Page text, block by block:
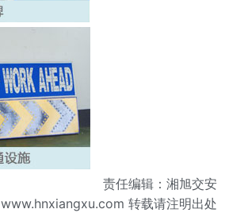
责任编辑：湘旭交安
www.hnxiangxu.com 转载请注明出处